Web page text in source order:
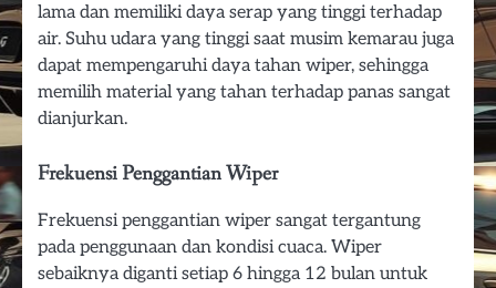
lama dan memiliki daya serap yang tinggi terhadap
air. Suhu udara yang tinggi saat musim kemarau juga
dapat mempengaruhi daya tahan wiper, sehingga
memilih material yang tahan terhadap panas sangat
dianjurkan.
Frekuensi Penggantian Wiper
Frekuensi penggantian wiper sangat tergantung
pada penggunaan dan kondisi cuaca. Wiper
sebaiknya diganti setiap 6 hingga 12 bulan untuk